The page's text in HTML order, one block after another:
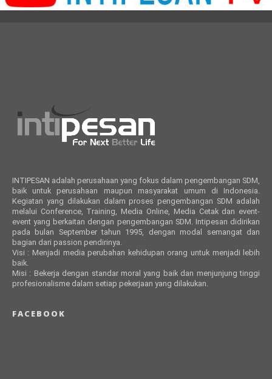
INTIPESAN adalah perusahaan yang fokus dalam pengembangan SDM,
baik untuk perusahaan maupun masyarakat umum di Indonesia.
Kegiatan yang dilakukan dalam proses pengembangan SDM adalah
melalui Conference, Training, Media Online, Media Cetak dan event-
event yang berkaitan dengan pengembangan SDM. Intipesan didirikan
pada bulan September tahun 1995, dengan modal semangat dan
bagian dari passion pendirinya.
Visi : Menjadi media perubahan kehidupan orang untuk menjadi lebih
baik.
Misi : Bekerja dengan standar moral yang baik dan menjunjung tinggi
profesionalisme dalam setiap pekerjaan yang dilakukan.
FACEBOOK